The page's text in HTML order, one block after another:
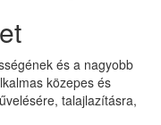
és a nagyobb
közepes és
talajlazításra,